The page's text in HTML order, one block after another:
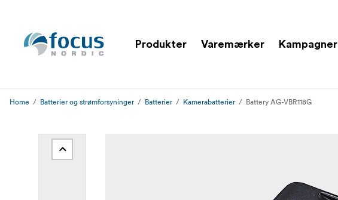
Produkter Varemærker Kampagner
Home Batterier og strømforsyninger Batterier Kamerabatterier Battery AG-VBR118G